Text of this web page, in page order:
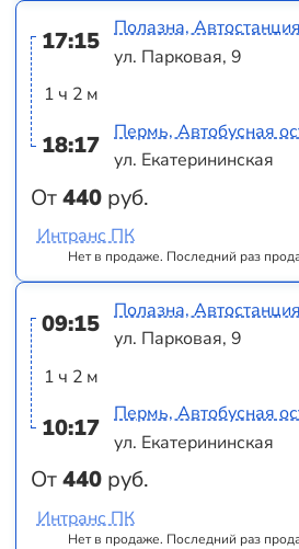
17:15
1 ч 2 м
18:17
От440 руб.
Полазна,
ул. Парковая, 9
Пермь, Автобусная
ул. Екатерининская
Нет в продаже. Последний раз
Интранс ПК
09:15
1 ч 2 м
10:17
От440 руб.
Полазна,
ул. Парковая, 9
Пермь, Автобусная
ул. Екатерининская
Нет в продаже. Последний раз
Интранс ПК